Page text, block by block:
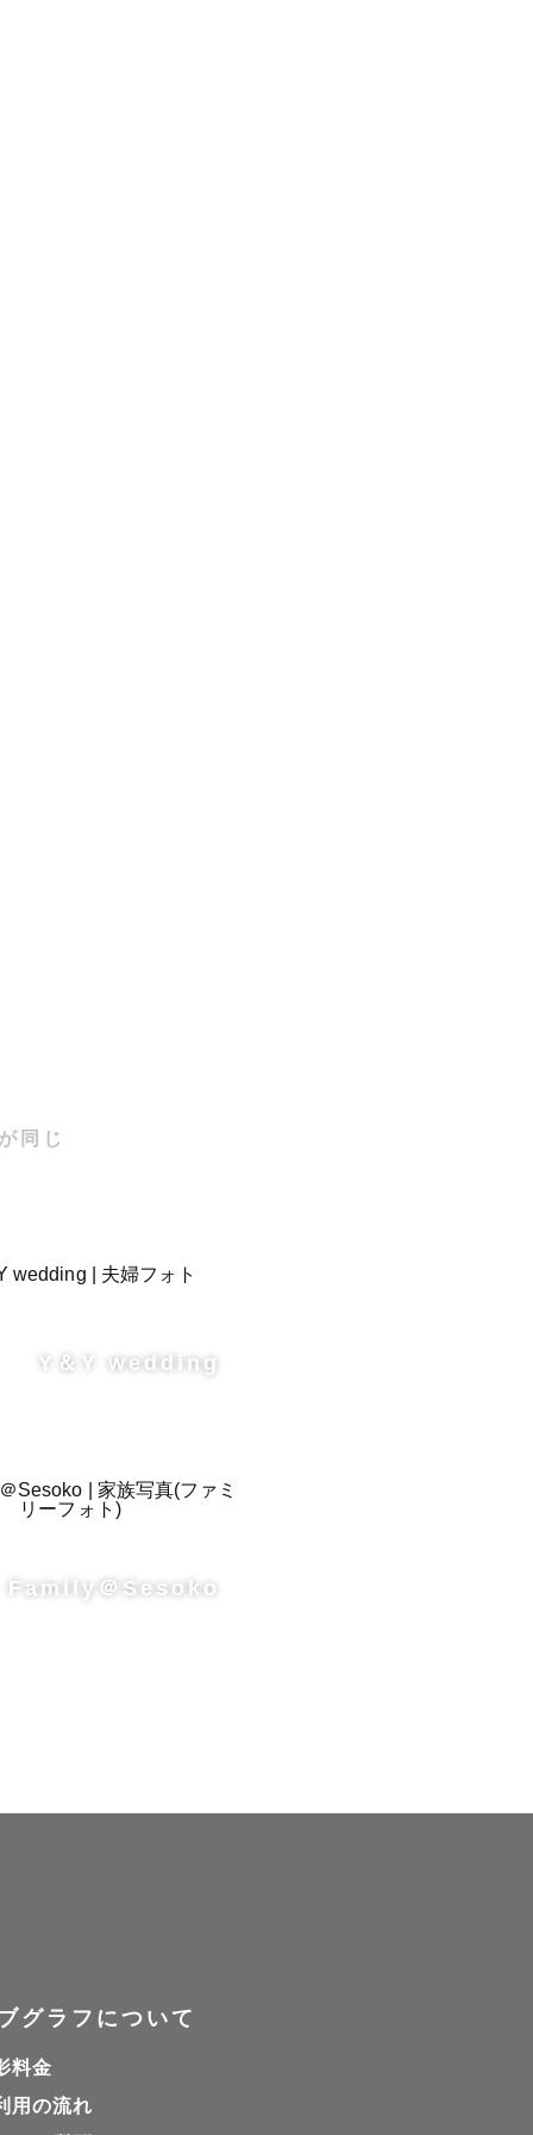
目指して
せていた
に切り取
撮影にな
ジュアル
すすめい
。
同じ
Y＆Y wedding
Family＠Sesoko
グラフについて
料金
用の流れ